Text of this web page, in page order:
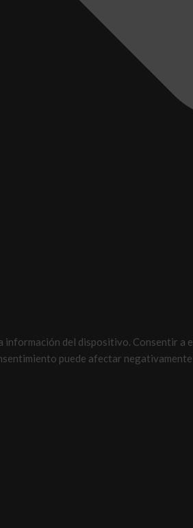
información del dispositivo. Consentir a
puede afectar